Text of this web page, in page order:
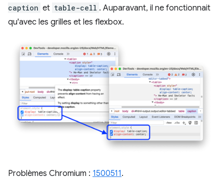
caption et table-cell . Auparavant, il ne fonctionnait
qu'avec les grilles et les flexbox.
Problèmes Chromium : 1500511.